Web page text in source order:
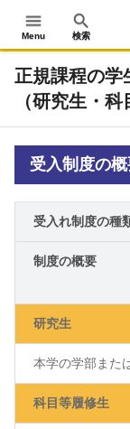
menu
Menu
search
検索
正規課程の学
（研究生・科
受入制度の
受入れ制度の種
制度の概要
研究生
本学の学部また
科目等履修生